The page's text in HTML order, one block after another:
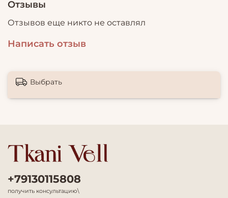
Отзывы
Отзывов еще никто не оставлял
Написать отзыв
Выбрать
+79130115808
получить консультацию\